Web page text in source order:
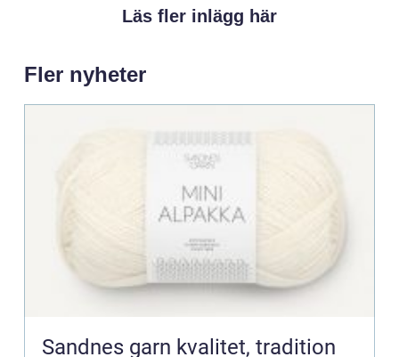
Läs fler inlägg här
Fler nyheter
Sandnes garn kvalitet, tradition